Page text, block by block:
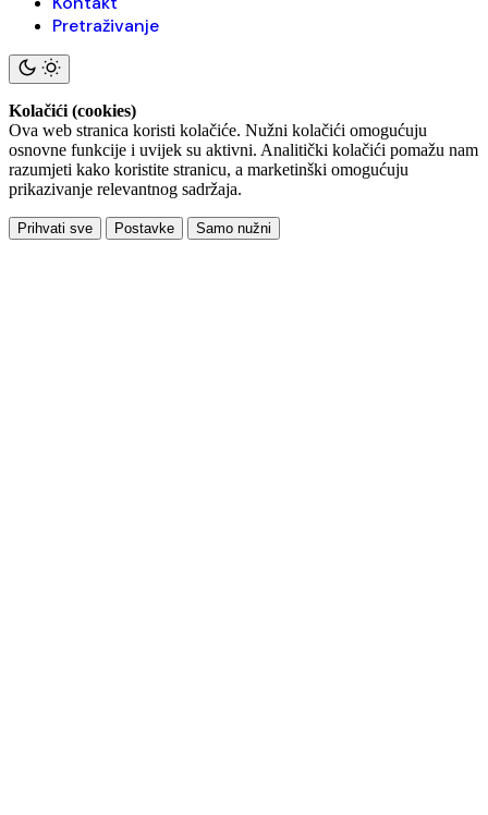
Pretraživanje
Kolačići (cookies)
Ova web stranica koristi kolačiće. Nužni kolačići omogućuju
osnovne funkcije i uvijek su aktivni. Analitički kolačići pomažu nam
razumjeti kako koristite stranicu, a marketinški omogućuju
prikazivanje relevantnog sadržaja.
Prihvati sve Postavke Samo nužni